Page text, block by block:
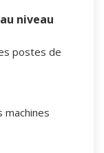
niveau
postes de